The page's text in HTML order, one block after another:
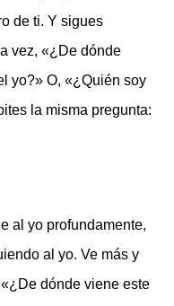
de ti. Y sigues
vez, «¿De dónde
yo?» O, «¿Quién soy
la misma pregunta:
al yo profundamente,
al yo. Ve más y
dónde viene este